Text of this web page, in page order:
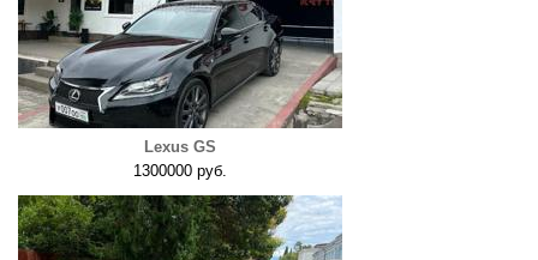
Lexus GS
1300000 руб.